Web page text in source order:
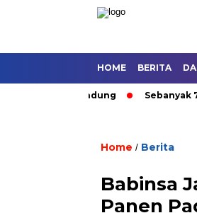
HOME BERITA
di Bandung Sebanyak 70
Home / Berita
Babinsa
Panen